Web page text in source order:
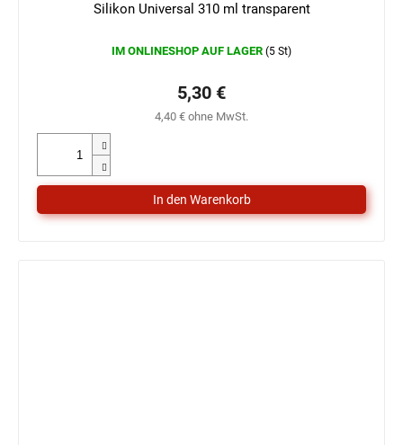
Silikon Universal 310 ml transparent
IM ONLINESHOP AUF LAGER (5 St)
4,40 € ohne MwSt.
5,30 €